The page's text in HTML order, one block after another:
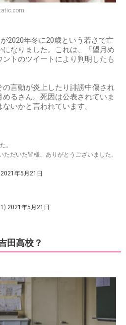
2020年冬に20歳という若さで亡
になりました。これは、「望月め
トのツイートにより判明したも
言動が炎上したり誹謗中傷され
るさん。死因は公表されていま
いかと言われています。
。
だいた皆様、ありがとうございました。
2021年5月21日
2021年5月21日
田高校？